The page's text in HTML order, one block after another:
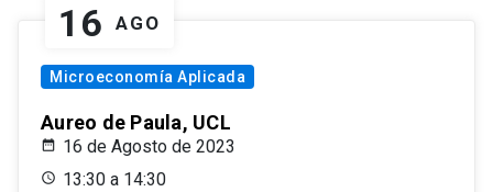
16 AGO
Microeconomía Aplicada
Aureo de Paula, UCL
16 de Agosto de 2023
13:30 a 14:30